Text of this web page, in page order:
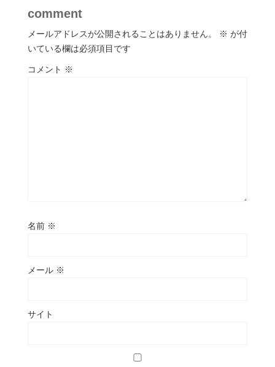
comment
メールアドレスが公開されることはありません。 ※ が付
いている欄は必須項目です
コメント ※
名前 ※
メール ※
サイト